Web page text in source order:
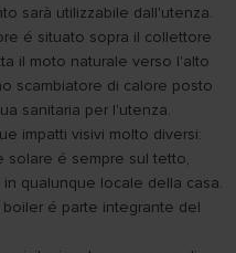
sarà utilizzabile dall'utenza.
é situato sopra il collettore
il moto naturale verso l'alto
scambiatore di calore posto
sanitaria per l'utenza.
impatti visivi molto diversi:
solare é sempre sul tetto,
qualunque locale della casa.
é parte integrante del